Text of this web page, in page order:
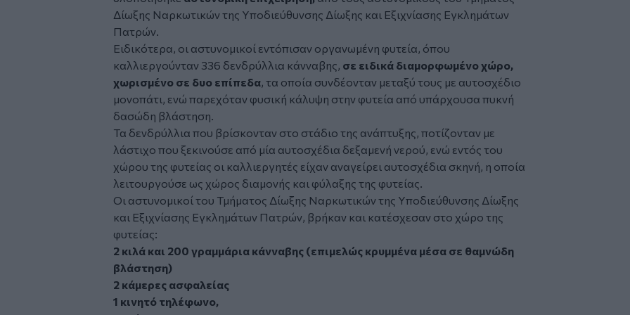
Δίωξης Ναρκωτικών της Υποδιεύθυνσης Δίωξης και Εξιχνίασης Εγκλημάτων
Πατρών.
Ειδικότερα, οι αστυνομικοί εντόπισαν οργανωμένη φυτεία, όπου
καλλιεργούνταν 336 δενδρύλλια κάνναβης, σε ειδικά διαμορφωμένο χώρο,
χωρισμένο σε δυο επίπεδα, τα οποία συνδέονταν μεταξύ τους με αυτοσχέδιο
μονοπάτι, ενώ παρεχόταν φυσική κάλυψη στην φυτεία από υπάρχουσα πυκνή
δασώδη βλάστηση.
Τα δενδρύλλια που βρίσκονταν στο στάδιο της ανάπτυξης, ποτίζονταν με
λάστιχο που ξεκινούσε από μία αυτοσχέδια δεξαμενή νερού, ενώ εντός του
χώρου της φυτείας οι καλλιεργητές είχαν αναγείρει αυτοσχέδια σκηνή, η οποία
λειτουργούσε ως χώρος διαμονής και φύλαξης της φυτείας.
Οι αστυνομικοί του Τμήματος Δίωξης Ναρκωτικών της Υποδιεύθυνσης Δίωξης
και Εξιχνίασης Εγκλημάτων Πατρών, βρήκαν και κατέσχεσαν στο χώρο της
φυτείας:
2 κιλά και 200 γραμμάρια κάνναβης (επιμελώς κρυμμένα μέσα σε θαμνώδη
βλάστηση)
2 κάμερες ασφαλείας
1 κινητό τηλέφωνο,